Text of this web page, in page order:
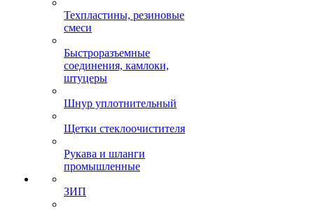
Техпластины, резиновые
смеси
Быстроразъемные
соединения, камлоки,
штуцеры
Шнур уплотнительный
Щетки стеклоочистителя
Рукава и шланги
промышленные
ЗИП